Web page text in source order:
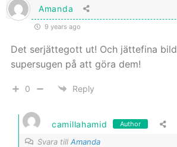
Amanda
9 years ago
Det serjättegott ut! Och jättefina
supersugen på att göra dem!
0 Reply
camillahamid Author
Svara till Amanda